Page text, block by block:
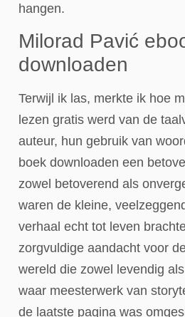
hangen.
Milorad Pavić
downloaden
Terwijl ik las, merkte ik hoe
lezen gratis werd van de
auteur, hun gebruik van
boek downloaden een
zowel betoverend als
waren de kleine,
verhaal echt tot leven
zorgvuldige aandacht voor
wereld die zowel levendig
waar meesterwerk van
de laatste pagina was